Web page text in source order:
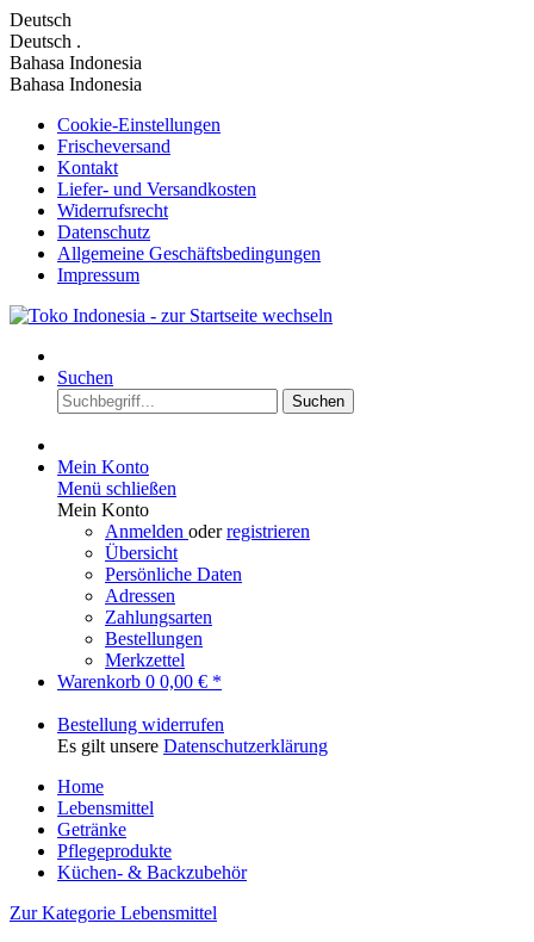
Deutsch
Deutsch .
Bahasa Indonesia
Bahasa Indonesia
Cookie-Einstellungen
Frischeversand
Kontakt
Liefer- und Versandkosten
Widerrufsrecht
Datenschutz
Allgemeine Geschäftsbedingungen
Impressum
Suchen
Suchen
Mein Konto
Menü schließen
Mein Konto
Anmelden oderregistrieren
Übersicht
Persönliche Daten
Adressen
Zahlungsarten
Bestellungen
Merkzettel
Warenkorb 0 0,00 € *
Bestellung widerrufen
Es gilt unsere Datenschutzerklärung
Home
Lebensmittel
Getränke
Pflegeprodukte
Küchen- & Backzubehör
Zur Kategorie Lebensmittel